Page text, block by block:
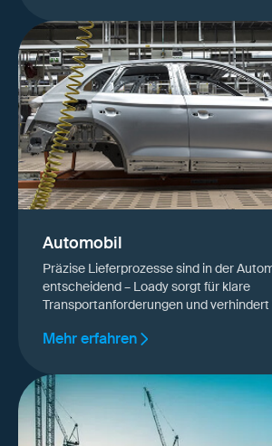
Automobil
Präzise Lieferprozesse sind in der
entscheidend – Loady sorgt für klare
Transportanforderungen und
Mehr erfahren